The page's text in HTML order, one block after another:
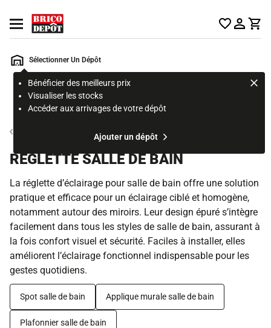
Ouvrir le menu
Sélectionner Un Dépôt
Bénéficier des meilleurs prix
Visualiser les stocks
Accéder aux arrivages de votre dépôt
Ajouter un dépôt
Rechercher
page
Luminaire de salle de bain
REGLETTE SALLE DE BAIN
La réglette d’éclairage pour salle de bain offre une solution
pratique et efficace pour un éclairage ciblé et homogène,
notamment autour des miroirs. Leur design épuré s’intègre
facilement dans tous les styles de salle de bain, assurant à
la fois confort visuel et sécurité. Faciles à installer, elles
améliorent l’éclairage fonctionnel indispensable pour les
gestes quotidiens.
Spot salle de bain Applique murale salle de bain
Plafonnier salle de bain